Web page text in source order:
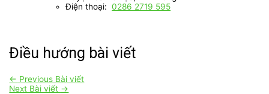
Điện thoại:0286 2719 595
Điều hướng bài viết
← Previous Bài viết
Next Bài viết →